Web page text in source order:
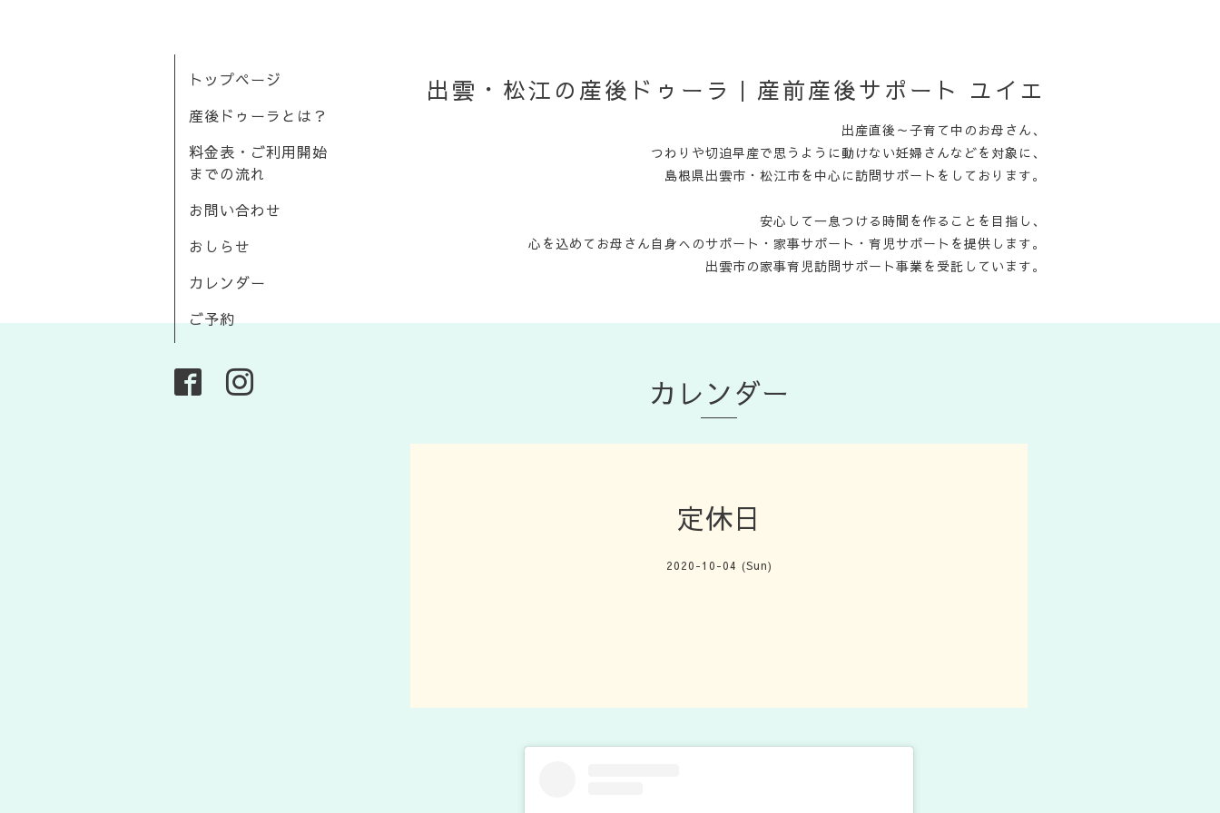
出雲・松江の産後ドゥーラ｜産前産後サポート ユイエ
出産直後～子育て中のお母さん、
つわりや切迫早産で思うように動けない妊婦さんなどを対象に、
島根県出雲市・松江市を中心に訪問サポートをしております。
安心して一息つける時間を作ることを目指し、
心を込めてお母さん自身へのサポート・家事サポート・育児サポートを提供します。
出雲市の家事育児訪問サポート事業を受託しています。
トップページ
産後ドゥーラとは？
料金表・ご利用開始
までの流れ
お問い合わせ
おしらせ
カレンダー
ご予約
カレンダー
定休日
2020-10-04 (Sun)